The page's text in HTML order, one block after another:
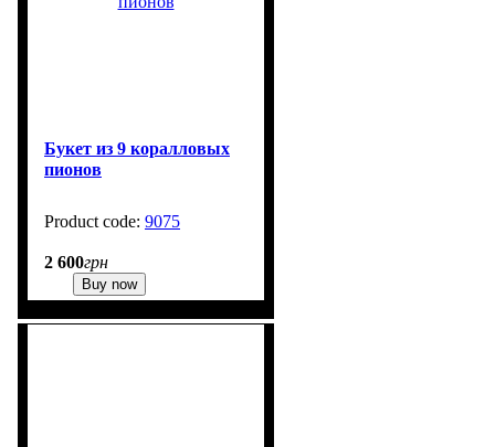
Букет из 9 коралловых
пионов
9075
2 600грн
Buy now